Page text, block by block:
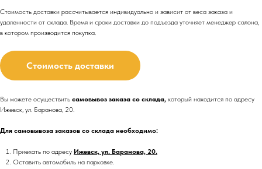
Стоимость доставки рассчитывается индивидуально и зависит от веса заказа и
удаленности от склада. Время и сроки доставки до подъезда уточняет менеджер салона,
в котором производится покупка.
Стоимость доставки
Вы можете осуществить самовывоз заказа со склада, который находится по адресу
Ижевск, ул. Баранова, 20.
Для самовывоза заказов со склада необходимо:
Приехать по адресу Ижевск, ул. Баранова, 20.
Оставить автомобиль на парковке.